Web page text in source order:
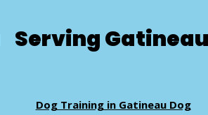
Serving
Dog Training in Gatineau Dog